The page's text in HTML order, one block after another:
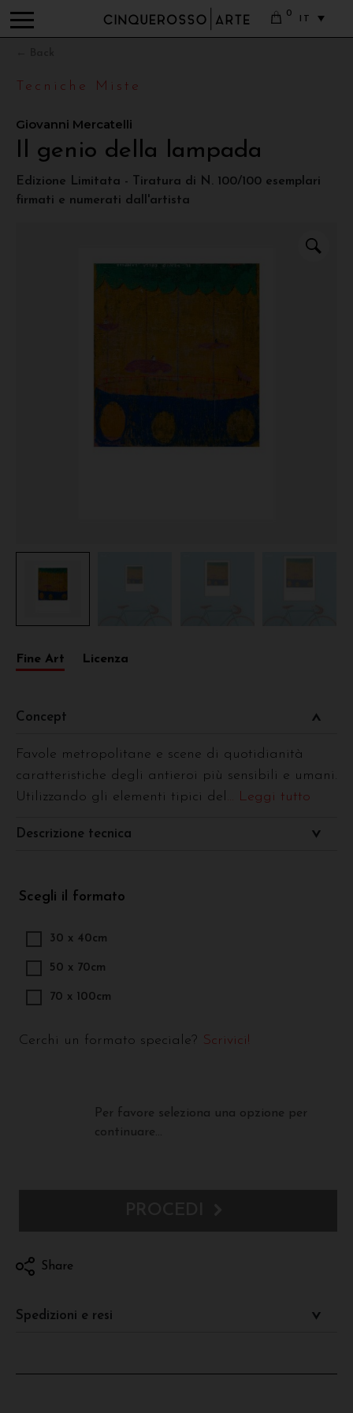
0
IT
Tecniche Miste
Giovanni Mercatelli
Il genio della lampada
Edizione Limitata - Tiratura di N. 100/100 esemplari
firmati e numerati dall'artista
Fine Art Licenza
Concept
Favole metropolitane e scene di quotidianità
caratteristiche degli antieroi più sensibili e umani.
Utilizzando gli elementi tipici del... Leggi tutto
Descrizione tecnica
Scegli il formato
30 x 40cm
50 x 70cm
70 x 100cm
Cerchi un formato speciale? Scrivici!
Per favore seleziona una opzione per
continuare...
Share
Spedizioni e resi